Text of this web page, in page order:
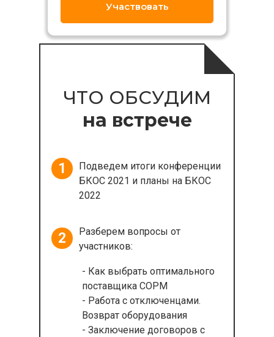
Участвовать
2
Разберем вопросы от
участников:
- Как выбрать оптимального
поставщика СОРМ
- Работа с отключенцами.
Возврат оборудования
- Заключение договоров с
1
Подведем итоги конференции
БКОС 2021 и планы на БКОС
2022
ЧТО ОБСУДИМ
на встрече